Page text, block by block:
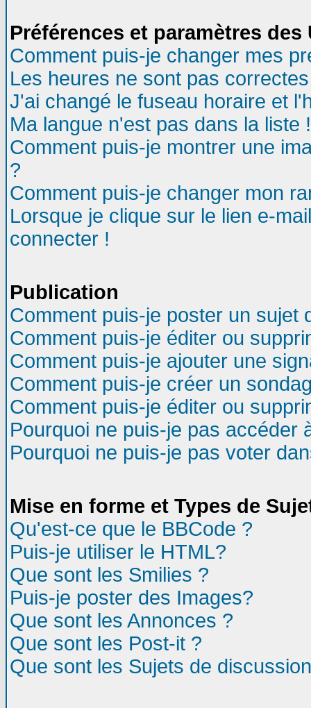
Préférences et paramètres
Comment puis-je changer mes
Les heures ne sont pas
J'ai changé le fuseau horaire et
Ma langue n'est pas dans la liste !
Comment puis-je montrer une
?
Comment puis-je changer mon
Lorsque je clique sur le lien e-
connecter !
Publication
Comment puis-je poster un sujet
Comment puis-je éditer ou
Comment puis-je ajouter une
Comment puis-je créer un
Comment puis-je éditer ou
Pourquoi ne puis-je pas accéder
Pourquoi ne puis-je pas voter
Mise en forme et Types de
Qu'est-ce que le BBCode ?
Puis-je utiliser le HTML?
Que sont les Smilies ?
Puis-je poster des Images?
Que sont les Annonces ?
Que sont les Post-it ?
Que sont les Sujets de